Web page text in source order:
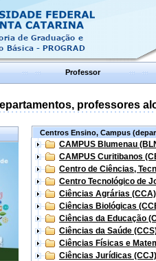
Professor
professores
Centros Ensino, Campus
CAMPUS Blumenau
CAMPUS Curitibanos
Centro de Ciências,
Centro Tecnológico de
Ciências Agrárias (CCA)
Ciências Biológicas
Ciências da Educação
Ciências da Saúde
Ciências Físicas e
Ciências Jurídicas (CCJ)